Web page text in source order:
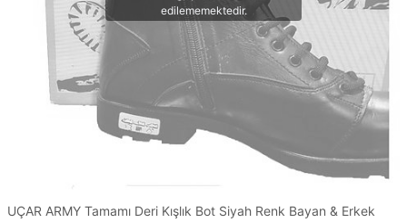
UÇAR ARMY Tamamı Deri Kışlık Bot Siyah Renk Bayan & Erkek